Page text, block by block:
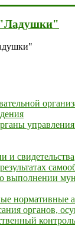
управления
и свидетельства
выполнении
нормативные
органов,